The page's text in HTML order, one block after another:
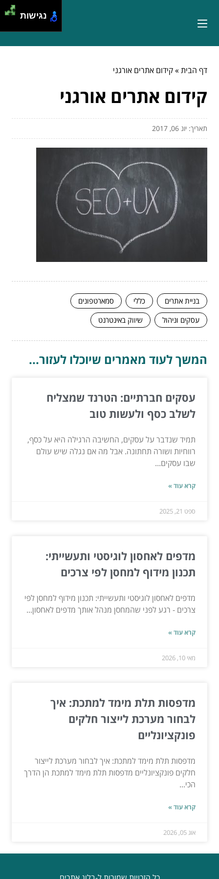
דף הבית»קידום אתרים אורגני
קידום אתרים אורגני
תאריך: יונ 06, 2017
בניית אתרים כללי
סמארטפונים
עסקים וניהול
שיווק באינטרנט
המשך לעוד מאמרים שיוכלו לעזור...
עסקים חברתיים: הטרנד שמצליח
לשלב כסף ולעשות טוב
תמיד שנדבר על עסקים, החשיבה הרגילה היא על כסף,
רווחיות ושורה תחתונה. אבל מה אם נגלה שיש עולם
שבו עסקים...
קרא עוד »
ספט 21, 2025
מדפים לאחסון לוגיסטי ותעשייתי:
תכנון מידוף למחסן לפי צרכים
מדפים לאחסון לוגיסטי ותעשייתי: תכנון מידוף למחסן לפי
צרכים - רגע לפני שהמחסן מנהל אותך מדפים לאחסון...
קרא עוד »
מאי 10, 2026
מדפסות תלת מימד למתכת: איך
לבחור מערכת לייצור חלקים
פונקציונליים
מדפסות תלת מימד למתכת: איך לבחור מערכת לייצור
חלקים פונקציונליים מדפסות תלת מימד למתכת הן הדרך
הכי...
קרא עוד »
אוג 05, 2026
נגישות